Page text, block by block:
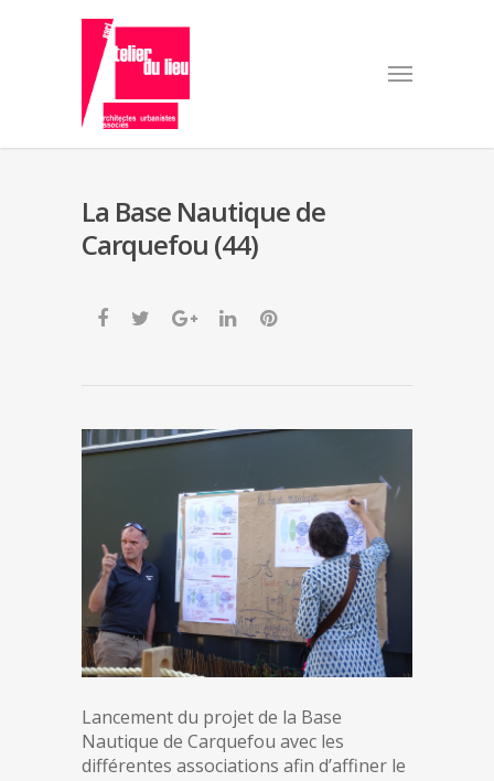
La Base Nautique de
Carquefou (44)
Lancement du projet de la Base
Nautique de Carquefou avec les
différentes associations afin d’affiner le